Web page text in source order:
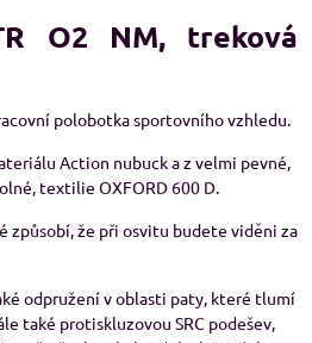
O2 NM, treková
polobotka sportovního vzhledu.
Action nubuck a z velmi pevné,
textilie OXFORD 600 D.
způsobí, že při osvitu budete viděni za
odpružení v oblasti paty, které tlumí
také protiskluzovou SRC podešev,